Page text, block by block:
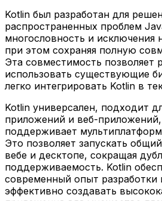
Kotlin был разработан для
распространенных проблем
многословность и исключения
при этом сохраняя полную
Эта совместимость позволяет
использовать существующие
легко интегрировать Kotlin в
Kotlin универсален, подходит
приложений и веб-
поддерживает
Это позволяет запускать
вебе и десктопе, сокращая
поддерживаемость. Kotlin
современный опыт разработки
эффективно создавать